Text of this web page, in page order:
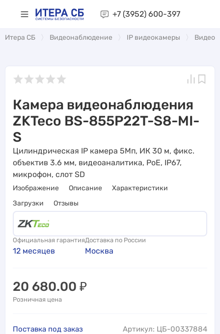
+7 (3952) 600-397
Итера СБ Видеонаблюдение IP видеокамеры
Камера видеонаблюдения
ZKTeco BS-855P22T-S8-MI-
S
Цилиндрическая IP камера 5Мп, ИК 30 м, фикс.
объектив 3.6 мм, видеоаналитика, PoE, IP67,
микрофон, слот SD
Изображение Описание
Характеристики
Загрузки
Отзывы
Официальная гарантия
12 месяцев
Доставка по России
Москва
20 680.00 ₽
Розничная цена
Поставка под заказ Артикул: ЦБ-00337884